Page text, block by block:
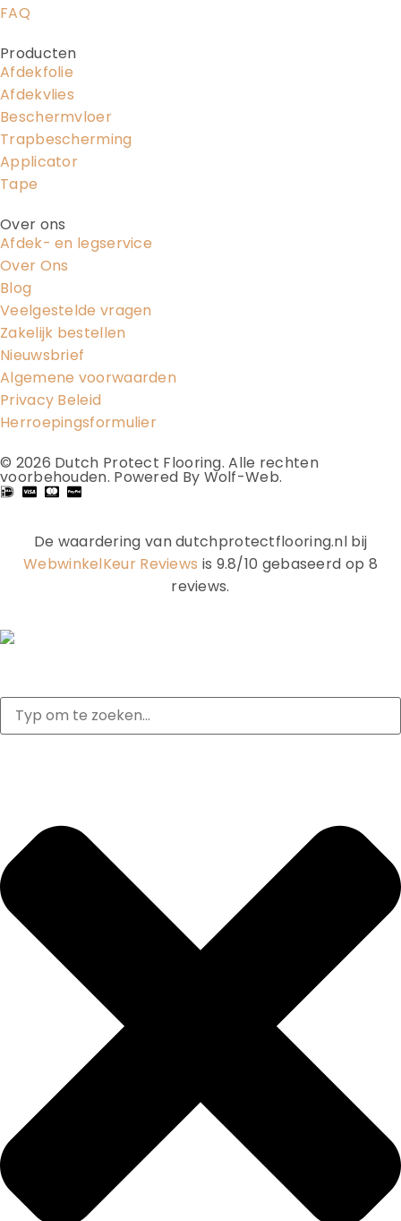
FAQ
Producten
Afdekfolie
Afdekvlies
Beschermvloer
Trapbescherming
Applicator
Tape
Over ons
Afdek- en legservice
Over Ons
Blog
Veelgestelde vragen
Zakelijk bestellen
Nieuwsbrief
Algemene voorwaarden
Privacy Beleid
Herroepingsformulier
© 2026 Dutch Protect Flooring. Alle rechten
voorbehouden. Powered By Wolf-Web.
De waardering van dutchprotectflooring.nl bij
WebwinkelKeur Reviews is 9.8/10 gebaseerd op 8
reviews.